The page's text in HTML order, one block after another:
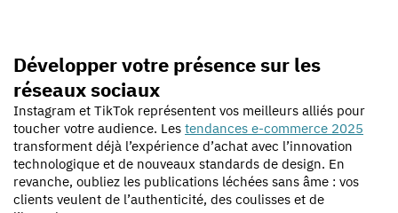
Développer votre présence sur les
réseaux sociaux
Instagram et TikTok représentent vos meilleurs alliés pour
toucher votre audience. Les tendances e-commerce 2025
transforment déjà l’expérience d’achat avec l’innovation
technologique et de nouveaux standards de design. En
revanche, oubliez les publications léchées sans âme : vos
clients veulent de l’authenticité, des coulisses et de